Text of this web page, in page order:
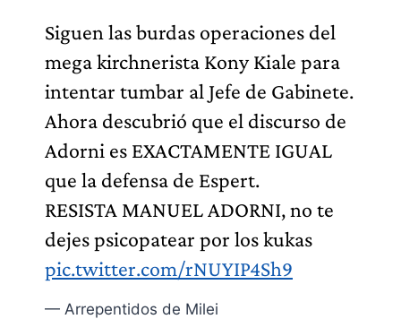
Siguen las burdas operaciones del
mega kirchnerista Kony Kiale para
intentar tumbar al Jefe de Gabinete.
Ahora descubrió que el discurso de
Adorni es EXACTAMENTE IGUAL
que la defensa de Espert.
RESISTA MANUEL ADORNI, no te
dejes psicopatear por los kukas
pic.twitter.com/rNUYIP4Sh9
— Arrepentidos de Milei